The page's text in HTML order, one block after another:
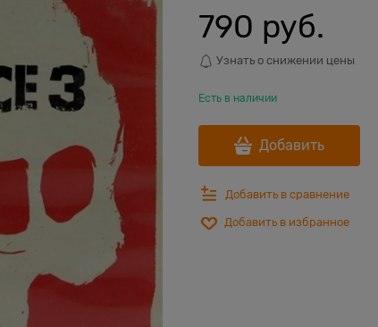
790 руб.
Узнать о снижении цены
Есть в наличии
Добавить
Добавить в сравнение
Добавить в избранное